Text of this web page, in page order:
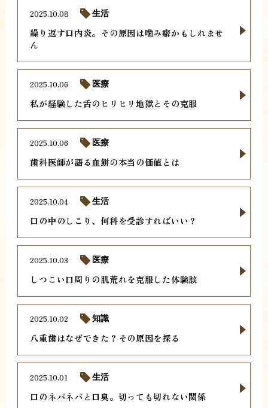
繰り返す口内炎。その原因は噛み癖かもしれませ
ん
2025.10.08 生活
私が経験した舌のヒリヒリ地獄とその克服
2025.10.06 医療
歯科医師が語る血餅の本当の価値とは
2025.10.06 医療
口の中のしこり、何科を受診すればいい？
2025.10.04 生活
しつこい口周りの肌荒れを克服した体験談
2025.10.03 医療
八重歯はなぜできた？その原因を探る
2025.10.02 知識
口のネバネバと口臭。切っても切れない関係
2025.10.01 生活